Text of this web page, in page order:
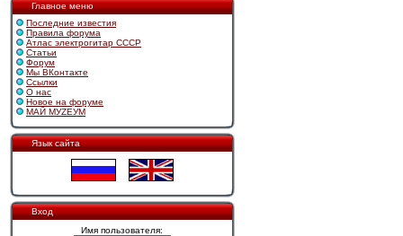
Главное меню
Последние известия
Правила форума
Атлас электрогитар СССР
Статьи
Форум
Мы ВКонтакте
Ссылки
О нас
Новое на форуме
МАЙ МУZЕУМ
Язык сайта
Вход
Имя пользователя: